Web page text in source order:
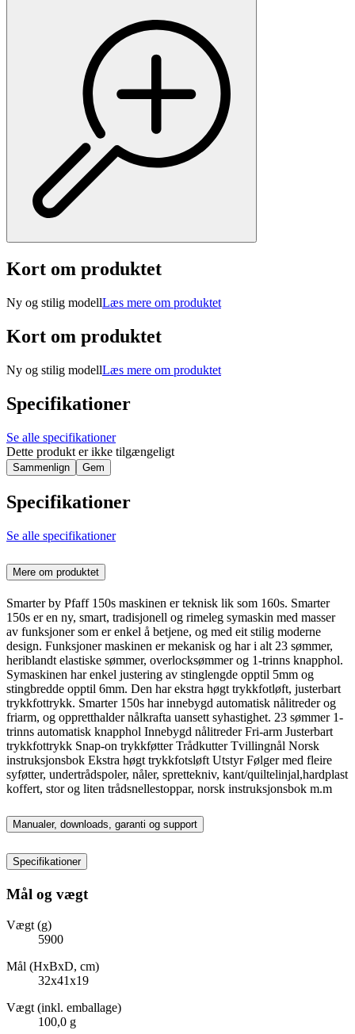
Kort om produktet
Ny og stilig modellLæs mere om produktet
Kort om produktet
Ny og stilig modellLæs mere om produktet
Specifikationer
Se alle specifikationer
Dette produkt er ikke tilgængeligt
Sammenlign Gem
Specifikationer
Se alle specifikationer
Mere om produktet
Smarter by Pfaff 150s maskinen er teknisk lik som 160s. Smarter
150s er en ny, smart, tradisjonell og rimeleg symaskin med masser
av funksjoner som er enkel å betjene, og med eit stilig moderne
design. Funksjoner maskinen er mekanisk og har i alt 23 sømmer,
heriblandt elastiske sømmer, overlocksømmer og 1-trinns knapphol.
Symaskinen har enkel justering av stinglengde opptil 5mm og
stingbredde opptil 6mm. Den har ekstra høgt trykkfotløft, justerbart
trykkfottrykk. Smarter 150s har innebygd automatisk nålitreder og
friarm, og oppretthalder nålkrafta uansett syhastighet. 23 sømmer 1-
trinns automatisk knapphol Innebygd nålitreder Fri-arm Justerbart
trykkfottrykk Snap-on trykkføtter Trådkutter Tvillingnål Norsk
instruksjonsbok Ekstra høgt trykkfotsløft Utstyr Følger med fleire
syføtter, undertrådspoler, nåler, sprettekniv, kant/quiltelinjal,hardplast
koffert, stor og liten trådsnellestoppar, norsk instruksjonsbok m.m
Manualer, downloads, garanti og support
Specifikationer
Mål og vægt
Vægt (g)
5900
Mål (HxBxD, cm)
32x41x19
Vægt (inkl. emballage)
100,0 g